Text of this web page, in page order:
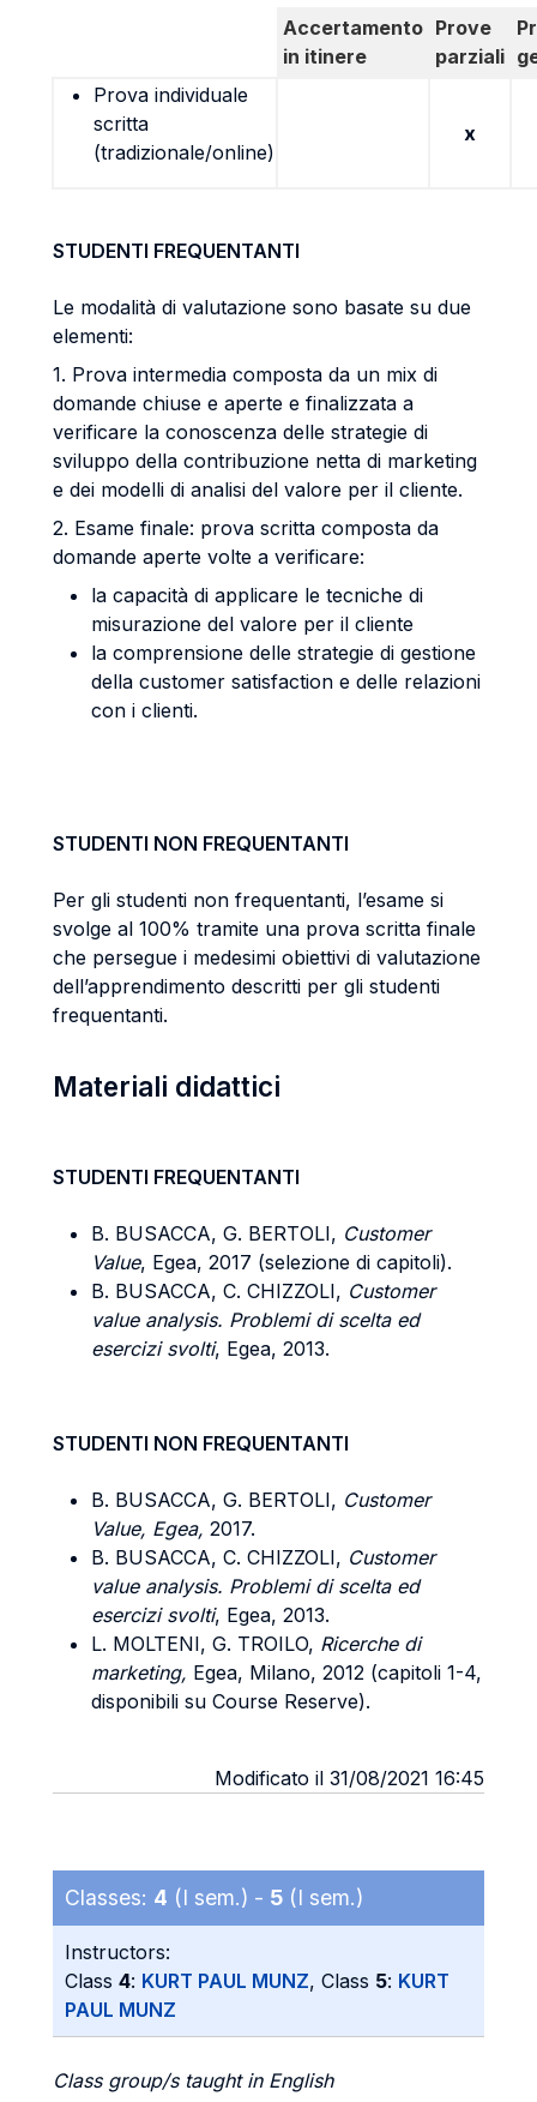
Accertamento
in itinere
Prove
parziali
Prova individuale
scritta
(tradizionale/online)
x
STUDENTI FREQUENTANTI
Le modalità di valutazione sono basate su due
elementi:
1. Prova intermedia composta da un mix di
domande chiuse e aperte e finalizzata a
verificare la conoscenza delle strategie di
sviluppo della contribuzione netta di marketing
e dei modelli di analisi del valore per il cliente.
2. Esame finale: prova scritta composta da
domande aperte volte a verificare:
la capacità di applicare le tecniche di
misurazione del valore per il cliente
la comprensione delle strategie di gestione
della customer satisfaction e delle relazioni
con i clienti.
STUDENTI NON FREQUENTANTI
Per gli studenti non frequentanti, l’esame si
svolge al 100% tramite una prova scritta finale
che persegue i medesimi obiettivi di valutazione
dell’apprendimento descritti per gli studenti
frequentanti.
Materiali didattici
STUDENTI FREQUENTANTI
B. BUSACCA, G. BERTOLI, Customer
Value, Egea, 2017 (selezione di capitoli).
B. BUSACCA, C. CHIZZOLI, Customer
value analysis. Problemi di scelta ed
esercizi svolti, Egea, 2013.
STUDENTI NON FREQUENTANTI
B. BUSACCA, G. BERTOLI, Customer
Value, Egea, 2017.
B. BUSACCA, C. CHIZZOLI, Customer
value analysis. Problemi di scelta ed
esercizi svolti, Egea, 2013.
L. MOLTENI, G. TROILO, Ricerche di
marketing, Egea, Milano, 2012 (capitoli 1-4,
disponibili su Course Reserve).
Modificato il 31/08/2021 16:45
Classes: 4 (I sem.) - 5 (I sem.)
Instructors:
Class 4: KURT PAUL MUNZ, Class 5: KURT
PAUL MUNZ
Class group/s taught in English